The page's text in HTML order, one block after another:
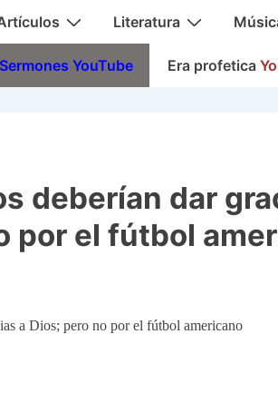
Literatura
YouTube Era profetica
deberían dar
por el fútbol
a Dios; pero no por el fútbol americano